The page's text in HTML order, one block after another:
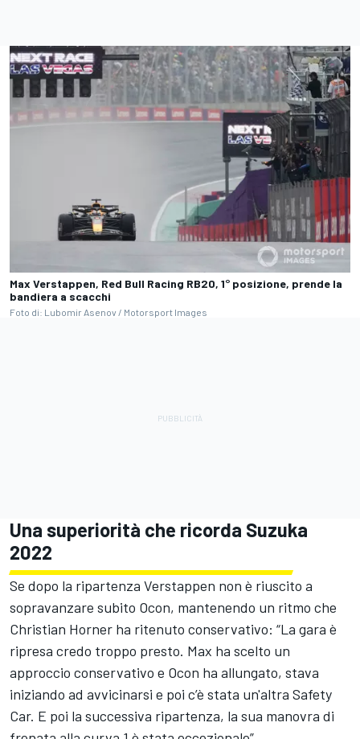
Max Verstappen, Red Bull Racing RB20, 1° posizione, prende la
bandiera a scacchi
Foto di: Lubomir Asenov / Motorsport Images
Una superiorità che ricorda Suzuka
2022
Se dopo la ripartenza Verstappen non è riuscito a
sopravanzare subito Ocon, mantenendo un ritmo che
Christian Horner ha ritenuto conservativo: “La gara è
ripresa credo troppo presto. Max ha scelto un
approccio conservativo e Ocon ha allungato, stava
iniziando ad avvicinarsi e poi c’è stata un'altra Safety
Car. E poi la successiva ripartenza, la sua manovra di